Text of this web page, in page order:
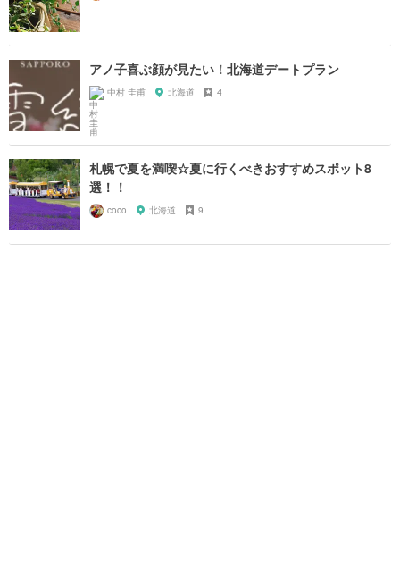
アノ子喜ぶ顔が見たい！北海道デートプラン
中村 圭甫 北海道 4
札幌で夏を満喫☆夏に行くべきおすすめスポット8
選！！
coco 北海道 9